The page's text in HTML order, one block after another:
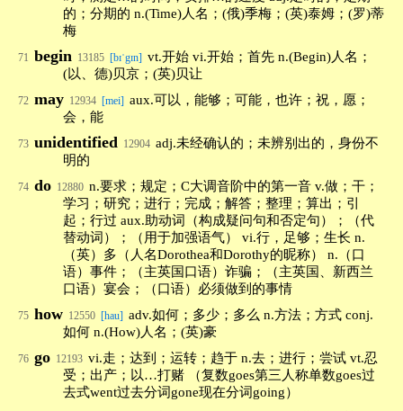
的；分期的 n.(Time)人名；(俄)季梅；(英)泰姆；(罗)蒂
梅
71 begin 13185 [bɪˈgɪn] vt.开始 vi.开始；首先 n.(Begin)人名；
(以、德)贝京；(英)贝让
72 may 12934 [mei] aux.可以，能够；可能，也许；祝，愿；
会，能
73 unidentified 12904 adj.未经确认的；未辨别出的，身份不
明的
74 do 12880 n.要求；规定；C大调音阶中的第一音 v.做；干；
学习；研究；进行；完成；解答；整理；算出；引
起；行过 aux.助动词（构成疑问句和否定句）；（代
替动词）；（用于加强语气） vi.行，足够；生长 n.
（英）多（人名Dorothea和Dorothy的昵称） n.（口
语）事件；（主英国口语）诈骗；（主英国、新西兰
口语）宴会；（口语）必须做到的事情
75 how 12550 [hau] adv.如何；多少；多么 n.方法；方式 conj.
如何 n.(How)人名；(英)豪
76 go 12193 vi.走；达到；运转；趋于 n.去；进行；尝试 vt.忍
受；出产；以…打赌 （复数goes第三人称单数goes过
去式went过去分词gone现在分词going）